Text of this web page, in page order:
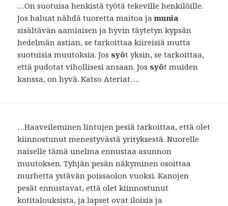
…On suotuisa henkistä työtä tekeville henkilöille.
Jos haluat nähdä tuoretta maitoa jamunia
sisältävän aamiaisen ja hyvin täytetyn kypsän
hedelmän astian, se tarkoittaa kiireisiä mutta
suotuisia muutoksia. Jossyöt yksin, se tarkoittaa,
että pudotat vihollisesi ansaan. Jossyöt muiden
kanssa, on hyvä. Katso Ateriat….
…Haaveileminen lintujen pesiä tarkoittaa, että olet
kiinnostunut menestyvästä yrityksestä. Nuorelle
naiselle tämä unelma ennustaa asunnon
muutoksen. Tyhjän pesän näkyminen osoittaa
murhetta ystävän poissaolon vuoksi. Kanojen
pesät ennustavat, että olet kiinnostunut
kotitalouksista, ja lapset ovat iloisia ja